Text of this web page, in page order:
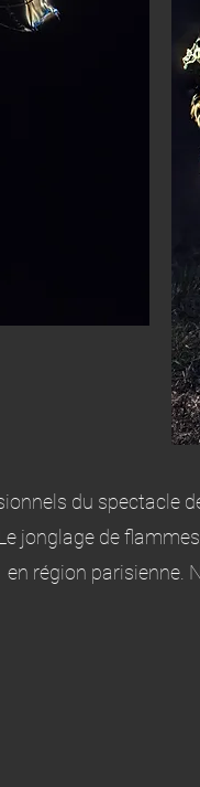
du spectacle
jonglage de
en région parisienne.